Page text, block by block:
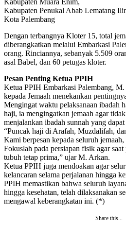
Kabupaten Penukal Abab Lematang
Kota Palembang
Dengan terbangnya Kloter 15, total
diberangkatkan melalui Embarkasi
orang. Rinciannya, sebanyak 5.509
asal Babel, dan 60 petugas kloter.
Pesan Penting Ketua PPIH
Ketua PPIH Embarkasi Palembang, M.
kepada Jemaah menekankan
Mengingat waktu pelaksanaan ibadah
haji, ia mengingatkan jemaah agar
menjalankan ibadah sunnah yang
“Puncak haji di Arafah, Muzdalifah,
Kami berpesan kepada seluruh
Fokuslah pada persiapan fisik agar
tubuh tetap prima,” ujar M. Arkan.
Ketua PPIH juga mendoakan agar
kelancaran selama perjalanan hingga
PPIH memastikan bahwa seluruh
hingga kesehatan, telah dilaksanakan
mengawal keberangkatan ini. (*)
Share this...